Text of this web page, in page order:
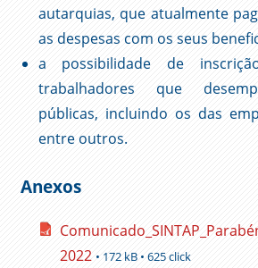
autarquias, que atualmente
as despesas com os seus
a possibilidade de
trabalhadores que
públicas, incluindo os das
entre outros.
Anexos
2022 • 172 kB • 625 click